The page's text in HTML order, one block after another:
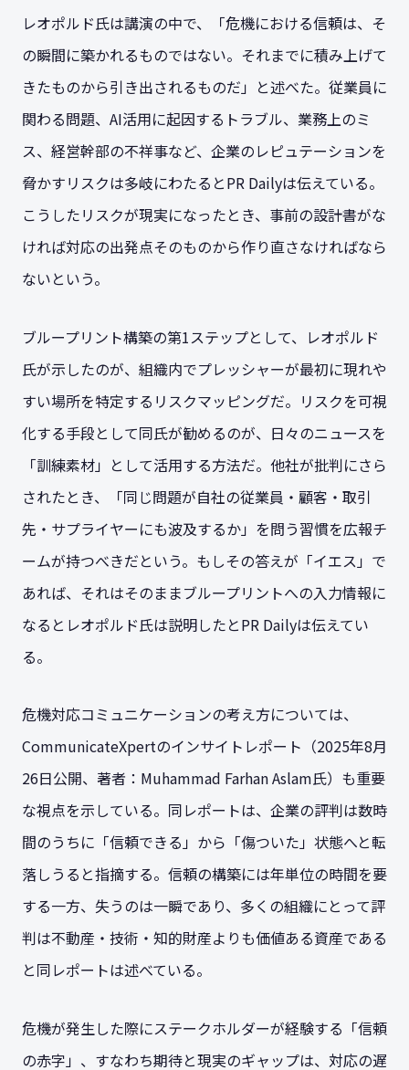
レオポルド氏は講演の中で、「危機における信頼は、そ
の瞬間に築かれるものではない。それまでに積み上げて
きたものから引き出されるものだ」と述べた。従業員に
関わる問題、AI活用に起因するトラブル、業務上のミ
ス、経営幹部の不祥事など、企業のレピュテーションを
脅かすリスクは多岐にわたるとPR Dailyは伝えている。
こうしたリスクが現実になったとき、事前の設計書がな
ければ対応の出発点そのものから作り直さなければなら
ないという。
ブループリント構築の第1ステップとして、レオポルド
氏が示したのが、組織内でプレッシャーが最初に現れや
すい場所を特定するリスクマッピングだ。リスクを可視
化する手段として同氏が勧めるのが、日々のニュースを
「訓練素材」として活用する方法だ。他社が批判にさら
されたとき、「同じ問題が自社の従業員・顧客・取引
先・サプライヤーにも波及するか」を問う習慣を広報チ
ームが持つべきだという。もしその答えが「イエス」で
あれば、それはそのままブループリントへの入力情報に
なるとレオポルド氏は説明したとPR Dailyは伝えてい
る。
危機対応コミュニケーションの考え方については、
CommunicateXpertのインサイトレポート（2025年8月
26日公開、著者：Muhammad Farhan Aslam氏）も重要
な視点を示している。同レポートは、企業の評判は数時
間のうちに「信頼できる」から「傷ついた」状態へと転
落しうると指摘する。信頼の構築には年単位の時間を要
する一方、失うのは一瞬であり、多くの組織にとって評
判は不動産・技術・知的財産よりも価値ある資産である
と同レポートは述べている。
危機が発生した際にステークホルダーが経験する「信頼
の赤字」、すなわち期待と現実のギャップは、対応の遅